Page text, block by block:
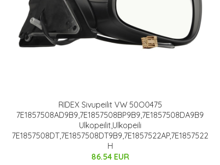
RIDEX Sivupeilit VW 50O0475
7E1857508AD9B9,7E1857508BP9B9,7E1857508DA9B9
Ulkopeilit,Ulkopeili
7E1857508DT,7E1857508DT9B9,7E1857522AP,7E1857522
H
86.54 EUR